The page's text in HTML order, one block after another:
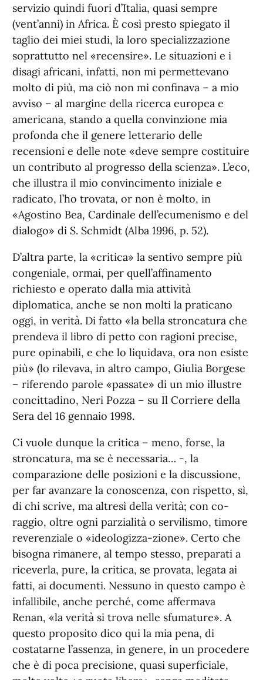
servizio quindi fuori d’Italia, quasi sempre
(vent’anni) in Africa. È così presto spiegato il
taglio dei miei studi, la loro specializzazione
soprattutto nel «recensire». Le situazioni e i
disagi africani, infatti, non mi permettevano
molto di più, ma ciò non mi confinava – a mio
avviso – al margine della ricerca europea e
americana, stando a quella convinzione mia
profonda che il genere letterario delle
recensioni e delle note «deve sempre costituire
un contributo al progresso della scienza». L’eco,
che illustra il mio convincimento iniziale e
radicato, l’ho trovata, or non è molto, in
«Agostino Bea, Cardinale dell’ecumenismo e del
dialogo» di S. Schmidt (Alba 1996, p. 52).
D’altra parte, la «critica» la sentivo sempre più
congeniale, ormai, per quell’affinamento
richiesto e operato dalla mia attività
diplomatica, anche se non molti la praticano
oggi, in verità. Di fatto «la bella stroncatura che
prendeva il libro di petto con ragioni precise,
pure opinabili, e che lo liquidava, ora non esiste
più» (lo rilevava, in altro campo, Giulia Borgese
– riferendo parole «passate» di un mio illustre
concittadino, Neri Pozza – su Il Corriere della
Sera del 16 gennaio 1998.
Ci vuole dunque la critica – meno, forse, la
stroncatura, ma se è necessaria… -, la
comparazione delle posizioni e la discussione,
per far avanzare la conoscenza, con rispetto, sì,
di chi scrive, ma altresì della verità; con co-
raggio, oltre ogni parzialità o servilismo, timore
reverenziale o «ideologizza-zione». Certo che
bisogna rimanere, al tempo stesso, preparati a
riceverla, pure, la critica, se provata, legata ai
fatti, ai documenti. Nessuno in questo campo è
infallibile, anche perché, come affermava
Renan, «la verità si trova nelle sfumature». A
questo proposito dico qui la mia pena, di
costatarne l’assenza, in genere, in un procedere
che è di poca precisione, quasi superficiale,